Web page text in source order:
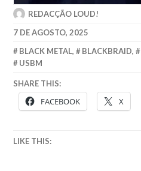
REDACÇÃO LOUD!
7 DE AGOSTO, 2025
BLACK METAL, BLACKBRAID,
USBM
SHARE THIS:
FACEBOOK X
LIKE THIS: